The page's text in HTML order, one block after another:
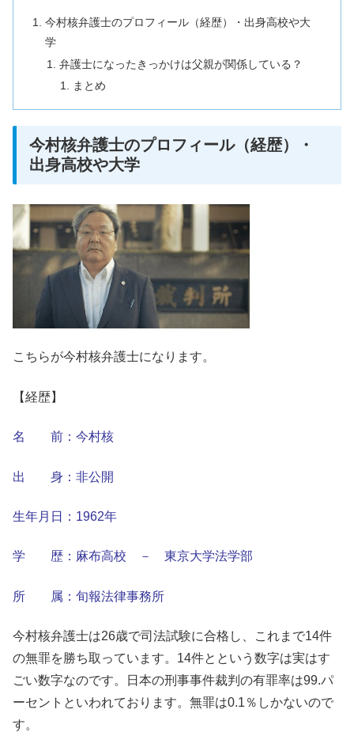
今村核弁護士のプロフィール（経歴）・出身高校や大
学
弁護士になったきっかけは父親が関係している？
まとめ
今村核弁護士のプロフィール（経歴）・
出身高校や大学
こちらが今村核弁護士になります。
【経歴】
名 前：今村核
出 身：非公開
生年月日：1962年
学 歴：麻布高校 － 東京大学法学部
所 属：旬報法律事務所
今村核弁護士は26歳で司法試験に合格し、これまで14件
の無罪を勝ち取っています。14件とという数字は実はす
ごい数字なのです。日本の刑事事件裁判の有罪率は99.パ
ーセントといわれております。無罪は0.1％しかないので
す。